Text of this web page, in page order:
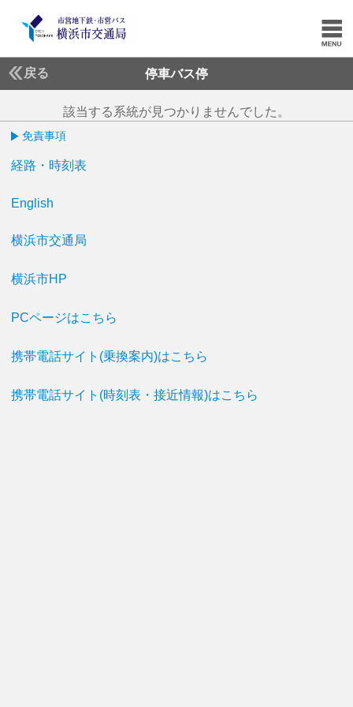
戻る 停車バス停
該当する系統が見つかりませんでした。
免責事項
経路・時刻表
English
横浜市交通局
横浜市HP
PCページはこちら
携帯電話サイト(乗換案内)はこちら
携帯電話サイト(時刻表・接近情報)はこちら